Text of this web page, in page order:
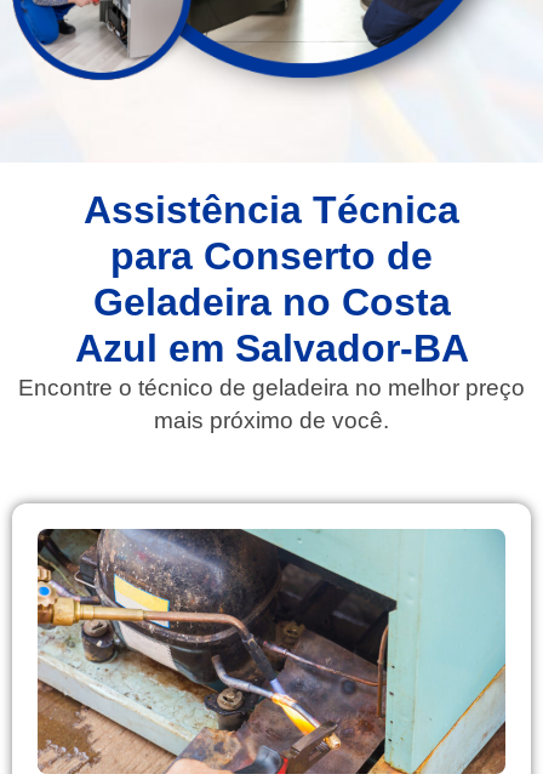
Assistência Técnica
para Conserto de
Geladeira no Costa
Azul em Salvador-BA
Encontre o técnico de geladeira no melhor preço
mais próximo de você.